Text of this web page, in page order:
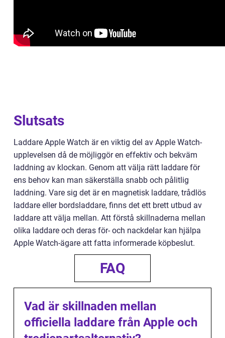
Slutsats
Laddare Apple Watch är en viktig del av Apple Watch-
upplevelsen då de möjliggör en effektiv och bekväm
laddning av klockan. Genom att välja rätt laddare för
ens behov kan man säkerställa snabb och pålitlig
laddning. Vare sig det är en magnetisk laddare, trådlös
laddare eller bordsladdare, finns det ett brett utbud av
laddare att välja mellan. Att förstå skillnaderna mellan
olika laddare och deras för- och nackdelar kan hjälpa
Apple Watch-ägare att fatta informerade köpbeslut.
FAQ
Vad är skillnaden mellan
officiella laddare från Apple och